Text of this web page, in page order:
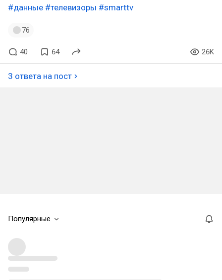
#данные #телевизоры #smarttv
76
40 64 26K
3 ответа на пост
Популярные